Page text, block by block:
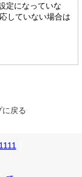
定になっていな
していない場合は
に戻る